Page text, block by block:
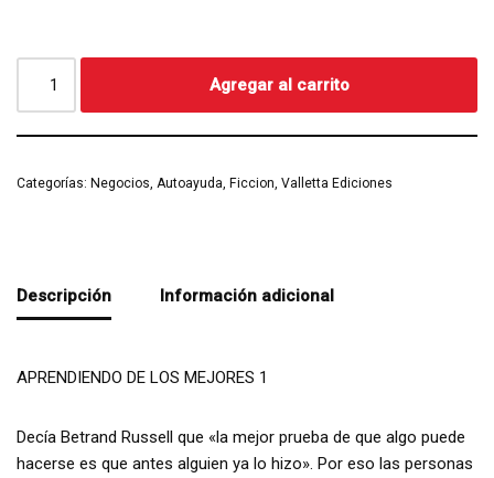
Agregar al carrito
Categorías: Negocios, Autoayuda, Ficcion, Valletta Ediciones
Descripción Información adicional
APRENDIENDO DE LOS MEJORES 1
Decía Betrand Russell que «la mejor prueba de que algo puede
hacerse es que antes alguien ya lo hizo». Por eso las personas